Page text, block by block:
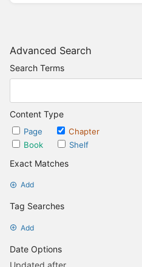
Advanced Search
Search Terms
Content Type
Page
Chapter
Book
Shelf
Exact Matches
Add
Tag Searches
Add
Date Options
Updated after